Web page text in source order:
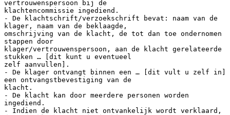
vertrouwenspersoon bij de
klachtencommissie ingediend.
- De klachtschrift/verzoekschrift bevat: naam van de
klager, naam van de beklaagde,
omschrijving van de klacht, de tot dan toe ondernomen
stappen door
klager/vertrouwenspersoon, aan de klacht gerelateerde
stukken … [dit kunt u eventueel
zelf aanvullen].
- De klager ontvangt binnen een … [dit vult u zelf in]
een ontvangstbevestiging van de
klacht.
- De klacht kan door meerdere personen worden
ingediend.
- Indien de klacht niet ontvankelijk wordt verklaard,